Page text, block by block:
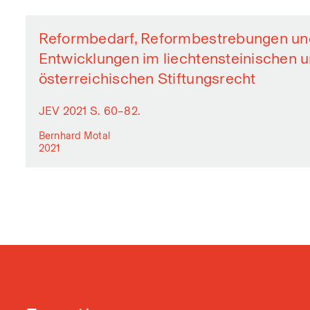
Reformbedarf, Reformbestrebungen
Entwicklungen im liechtensteinischen
österreichischen Stiftungsrecht
JEV 2021 S. 60–82.
Bernhard Motal
2021